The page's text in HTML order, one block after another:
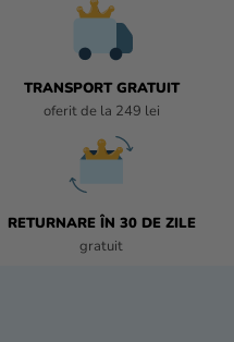
TRANSPORT GRATUIT
oferit de la 249 lei
RETURNARE ÎN 30 DE ZILE
gratuit